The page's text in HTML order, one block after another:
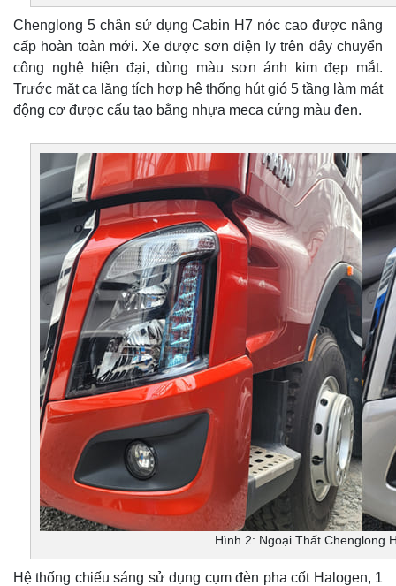
Chenglong 5 chân sử dụng Cabin H7 nóc cao được nâng
cấp hoàn toàn mới. Xe được sơn điện ly trên dây chuyển
công nghệ hiện đại, dùng màu sơn ánh kim đẹp mắt.
Trước mặt ca lăng tích hợp hệ thống hút gió 5 tầng làm mát
động cơ được cấu tạo bằng nhựa meca cứng màu đen.
Hình 2: Ngoại Thất Chenglong
Hệ thống chiếu sáng sử dụng cụm đèn pha cốt Halogen, 1